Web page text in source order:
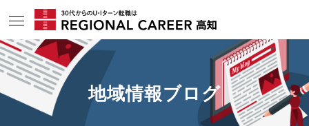
サービスの特長
求人情報
相談会・セミナー情報
地域情報ブログ